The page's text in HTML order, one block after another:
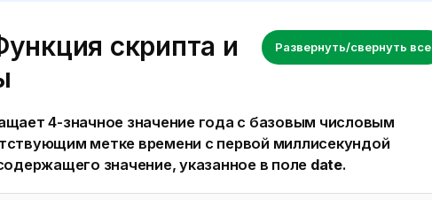
Развернуть/свернуть все
скрипта и
4-значное значение года с базовым числовым
метке времени с первой миллисекундой
значение, указанное в поле date.